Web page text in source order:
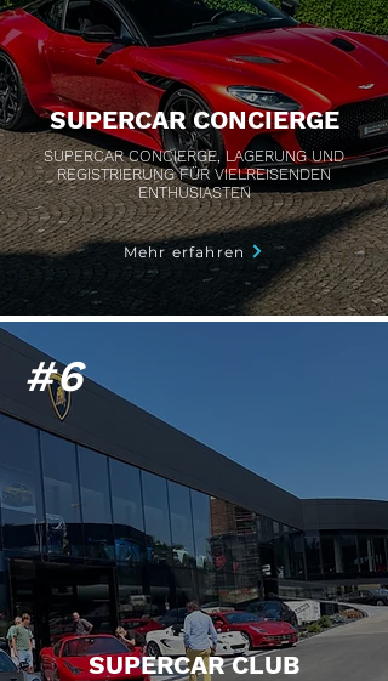
SUPERCAR CONCIERGE
SUPERCAR CONCIERGE, LAGERUNG UND
REGISTRIERUNG FÜR VIELREISENDEN
ENTHUSIASTEN
Mehr erfahren
#6
SUPERCAR CLUB